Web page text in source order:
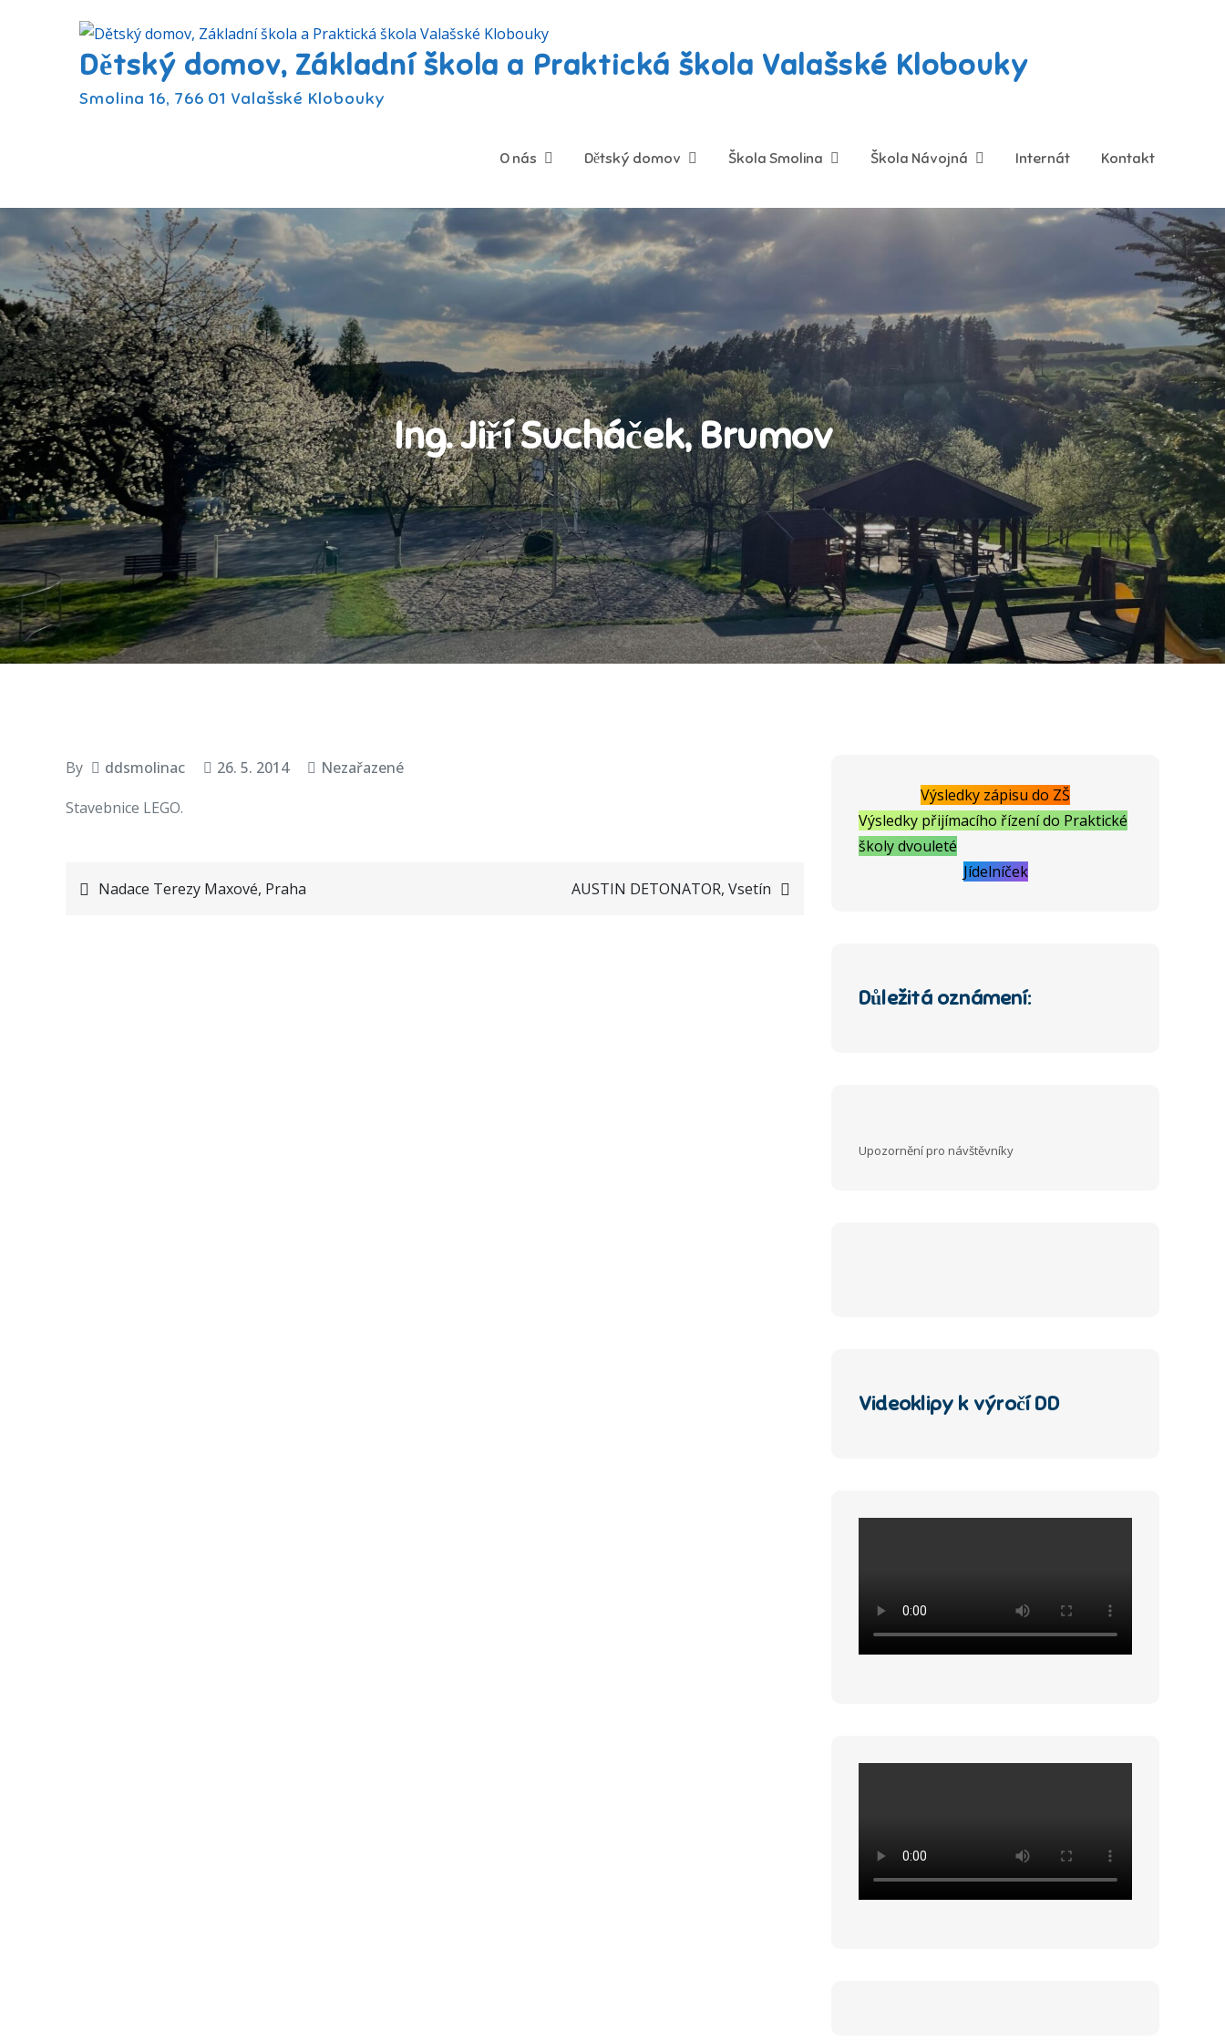
Dětský domov, Základní škola a Praktická škola Valašské Klobouky
Smolina 16, 766 01 Valašské Klobouky
O nás Dětský domov Škola Smolina Škola Návojná Internát Kontakt
Ing. Jiří Sucháček, Brumov
By ddsmolinac 26. 5. 2014
Nezařazené
Stavebnice LEGO.
Nadace Terezy Maxové, Praha AUSTIN DETONATOR, Vsetín
Výsledky zápisu do ZŠ
Výsledky přijímacího řízení do Praktické
školy dvouleté
Jídelníček
Důležitá oznámení:
Upozornění pro návštěvníky
Videoklipy k výročí DD